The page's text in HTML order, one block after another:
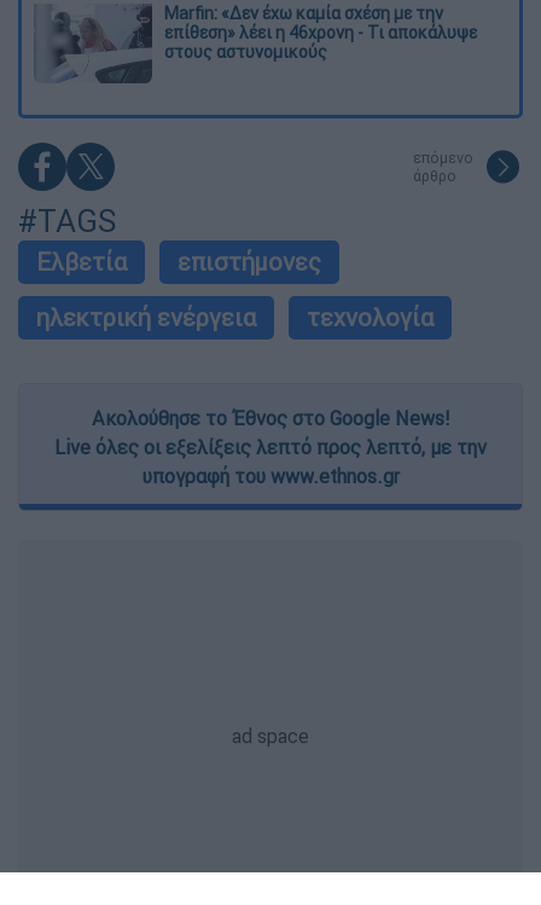
Marfin: «Δεν έχω καμία σχέση με την
επίθεση» λέει η 46χρονη - Τι αποκάλυψε
στους αστυνομικούς
επόμενο
άρθρο
#TAGS
Ελβετία
επιστήμονες
ηλεκτρική ενέργεια
τεχνολογία
Ακολούθησε το Έθνος στο Google News!
Live όλες οι εξελίξεις λεπτό προς λεπτό, με την
υπογραφή του www.ethnos.gr